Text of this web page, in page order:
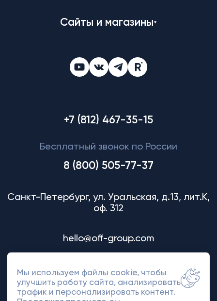
Сайты и магазины
+7 (812) 467-35-15
Бесплатный звонок по России
8 (800) 505-77-37
Санкт-Петербург, ул. Уральская, д.13, лит.К,
оф. 312
hello@off-group.com
Мы используем файлы cookie, чтобы
улучшить работу сайта, анализировать
трафик и персонализировать контент.